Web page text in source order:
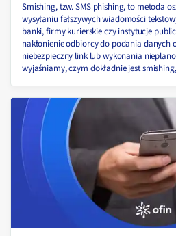
Smishing, tzw. SMS phishing, to metoda
wysyłaniu fałszywych wiadomości
banki, firmy kurierskie czy instytucje
nakłonienie odbiorcy do podania danych
niebezpieczny link lub wykonania
wyjaśniamy, czym dokładnie jest